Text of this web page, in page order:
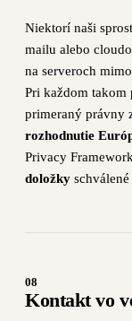
Niektorí naši
mailu alebo
na serveroch
Pri každom takom
primeraný právny
rozhodnutie
Privacy
doložky
08
Kontakt vo